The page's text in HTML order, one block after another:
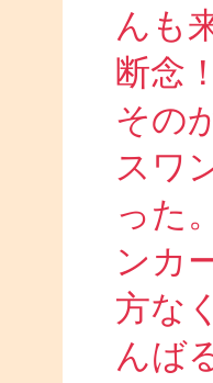
んも
断念
その
スワ
った
ンカ
方な
んば